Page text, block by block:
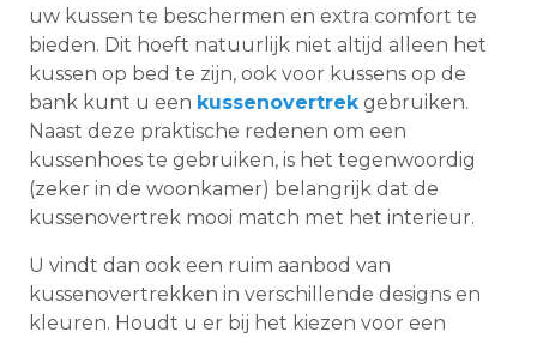
uw kussen te beschermen en extra comfort te
bieden. Dit hoeft natuurlijk niet altijd alleen het
kussen op bed te zijn, ook voor kussens op de
bank kunt u een kussenovertrekgebruiken.
Naast deze praktische redenen om een
kussenhoes te gebruiken, is het tegenwoordig
(zeker in de woonkamer) belangrijk dat de
kussenovertrek mooi match met het interieur.
U vindt dan ook een ruim aanbod van
kussenovertrekken in verschillende designs en
kleuren. Houdt u er bij het kiezen voor een